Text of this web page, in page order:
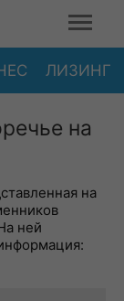
ЛИЗИНГ
на
на
ней